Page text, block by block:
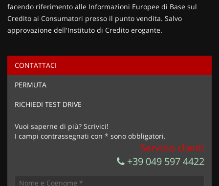
Ho letto e accettol'informativa privacy*
Acconsento al trattamento dei miei dati per finalità di
Invia la tua richiesta
facendo riferimento alle Informazioni Europee di Base sul
Credito ai Consumatori presso il punto vendita. Salvo
approvazione dell'Instituto di Credito erogante.
CONTATTACI
PERMUTA
RICHIEDI TEST DRIVE
Vuoi saperne di più? Scrivici!
I campi contrassegnati con * sono obbligatori.
Servizio clienti
+39 049 597 4422